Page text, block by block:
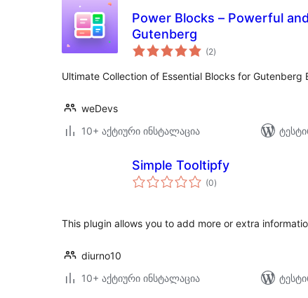
Power Blocks – Powerful
Gutenberg
(2საერთო
რეიტინგი
)
Ultimate Collection of Essential Blocks for Gutenberg
weDevs
10+ აქტიური ინსტალაცია
Simple Tooltipfy
(0საერთო
რეიტინგი
)
This plugin allows you to add more or extra
diurno10
10+ აქტიური ინსტალაცია